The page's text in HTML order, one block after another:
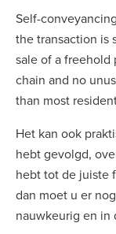
Self-
the transaction is
sale of a
chain and no
than most
Het kan ook
hebt gevolgd,
hebt tot de juiste
dan moet u er
nauwkeurig en in